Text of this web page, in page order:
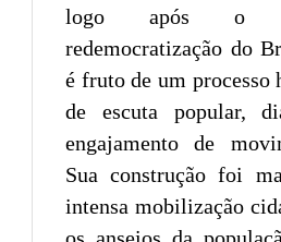
logo após o
redemocratização do
é fruto de um processo
de escuta popular,
engajamento de
Sua construção foi
intensa mobilização